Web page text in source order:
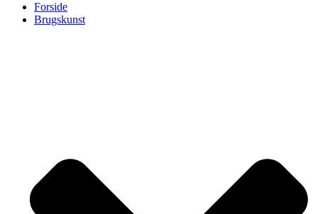
Forside
Brugskunst